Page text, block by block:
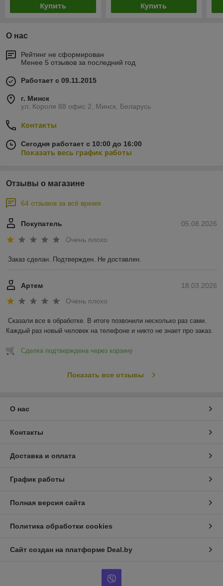
Купить Купить
О нас
Рейтинг не сформирован
Менее 5 отзывов за последний год
Работает с 09.11.2015
г. Минск
ул. Короля 88 офис 2, Минск, Беларусь
Контакты
Сегодня работает с 10:00 до 16:00
Показать весь график работы
Отзывы о магазине
64 отзывов за всё время
05.08.2026
Покупатель
Очень плохо
Заказ сделан. Подтвержден. Не доставлен.
18.03.2026
Артем
Очень плохо
Сказали все в обработке. В итоге позвонили несколько раз сами.
Каждый раз новый человек на телефоне и никто не знает про заказ.
Сделка подтверждена через корзину
Показать все отзывы
О нас
Контакты
Доставка и оплата
График работы
Полная версия сайта
Политика обработки cookies
Сайт создан на платформе Deal.by